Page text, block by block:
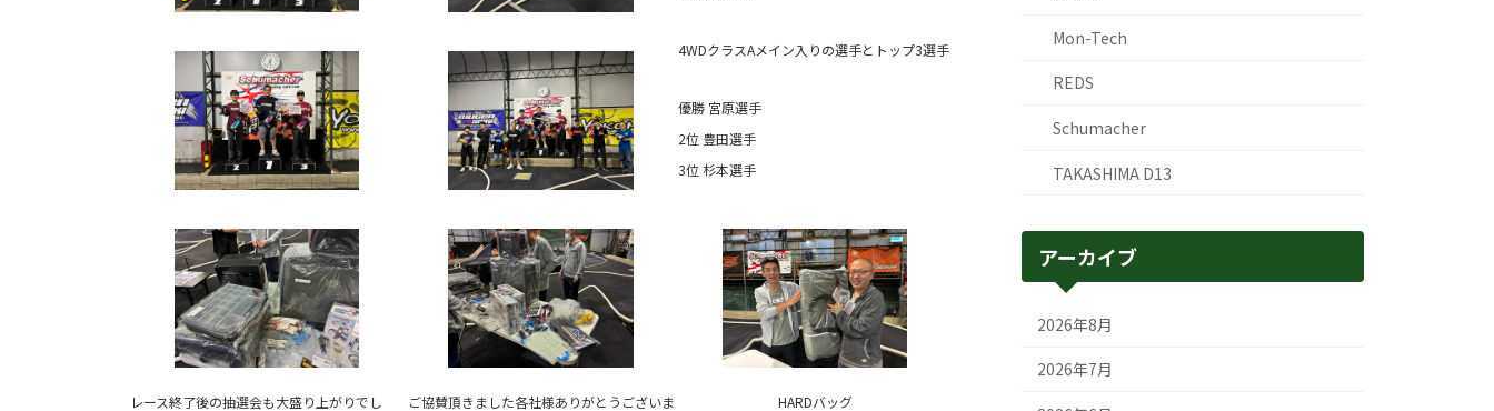
4WDクラスAメイン入りの選手とトップ3選手
優勝 宮原選手
2位 豊田選手
3位 杉本選手
レース終了後の抽選会も大盛り上がりでし
ご協賛頂きました各社様ありがとうございま
HARDバッグ
Mon-Tech
REDS
Schumacher
TAKASHIMA D13
アーカイブ
2026年8月
2026年7月